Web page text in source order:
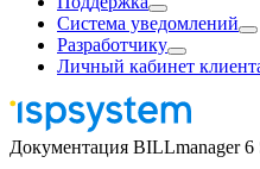
Система уведомлений
Разработчику
Личный кабинет
Документация BILLmanager 6